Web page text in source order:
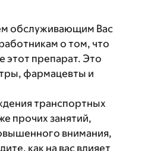
обслуживающим Вас
о том, что
этот препарат. Это
фармацевты и
транспортных
прочих занятий,
внимания,
как на вас влияет